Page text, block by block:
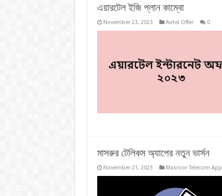
এয়ারটেল ইজি প্লান কাম্বো
November 23, 2023 Airtel Offer 0
মাসরুর টেলিকম অ্যাপের নতুন ভার্সন
November 21, 2023 Masroor Telecom App